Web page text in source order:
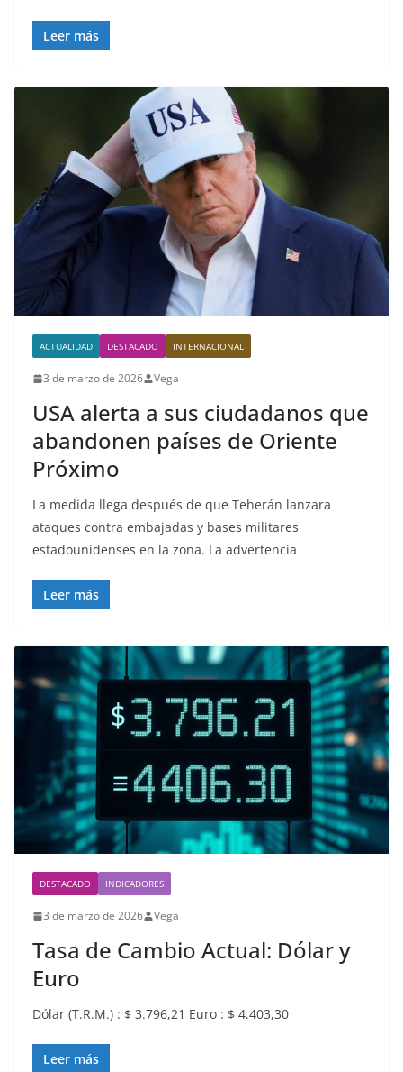
Leer más
ACTUALIDAD DESTACADO INTERNACIONAL
3 de marzo de 2026 Vega
USA alerta a sus ciudadanos que
abandonen países de Oriente
Próximo
La medida llega después de que Teherán lanzara
ataques contra embajadas y bases militares
estadounidenses en la zona. La advertencia
Leer más
DESTACADO INDICADORES
3 de marzo de 2026 Vega
Tasa de Cambio Actual: Dólar y
Euro
Dólar (T.R.M.) : $ 3.796,21 Euro : $ 4.403,30
Leer más